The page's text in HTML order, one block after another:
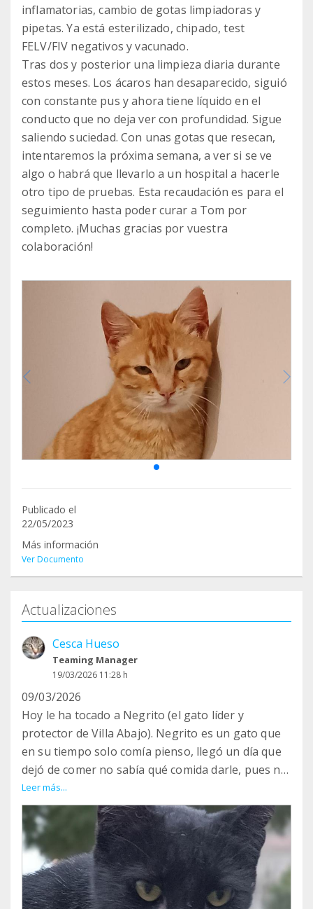
inflamatorias, cambio de gotas limpiadoras y
pipetas. Ya está esterilizado, chipado, test
FELV/FIV negativos y vacunado.
Tras dos y posterior una limpieza diaria durante
estos meses. Los ácaros han desaparecido, siguió
con constante pus y ahora tiene líquido en el
conducto que no deja ver con profundidad. Sigue
saliendo suciedad. Con unas gotas que resecan,
intentaremos la próxima semana, a ver si se ve
algo o habrá que llevarlo a un hospital a hacerle
otro tipo de pruebas. Esta recaudación es para el
seguimiento hasta poder curar a Tom por
completo. ¡Muchas gracias por vuestra
colaboración!
Publicado el
22/05/2023
Más información
Ver Documento
Actualizaciones
Cesca Hueso
Teaming Manager
19/03/2026 11:28 h
09/03/2026
Hoy le ha tocado a Negrito (el gato líder y
protector de Villa Abajo). Negrito es un gato que
en su tiempo solo comía pienso, llegó un día que
dejó de comer no sabía qué comida darle, pues no
le gustaba ninguna. Las chuches si las comía y
dejó de comerlas también. Empezó a adelgazar y
hacer muecas mientras comía. Tomé la decisión de
llevarlo al vete aunque no sabía cómo cogerlo, es
un gato esquivo que no se deja ni tocar y la jaula
trampa ya la conocía. Mi compañera con años de
experiencia se prestó a ayudarme a cogerlo con la
Leer más...